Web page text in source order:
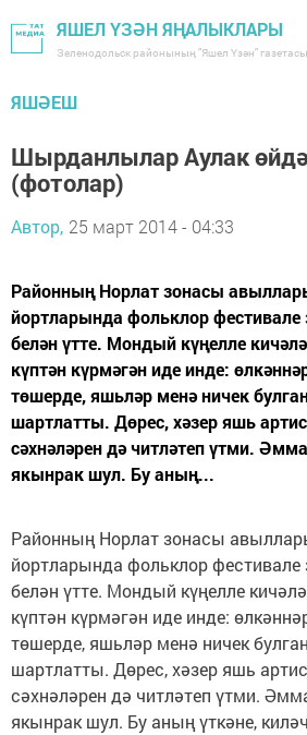
ЯШЕЛ ҮЗӘН ЯҢАЛЫКЛАРЫ
Зеленодольск районының "Яшел Үзән" газетасы
ЯШӘЕШ
Шырданлылар Аулак
(фотолар)
Автор, 25 март 2014 - 04:33
Районның Норлат зонасы
йортларында фольклор
белән үтте. Мондый күңелле
күптән күрмәгән иде инде:
төшерде, яшьләр менә ничек
шартлатты. Дөрес, хәзер яшь
сәхнәләрен дә читләтеп үтми.
якынрак шул. Бу аның...
Районның Норлат зонасы
йортларында фольклор
белән үтте. Мондый күңелле
күптән күрмәгән иде инде:
төшерде, яшьләр менә ничек
шартлатты. Дөрес, хәзер яшь
сәхнәләрен дә читләтеп үтми.
якынрак шул. Бу аның үткәне,